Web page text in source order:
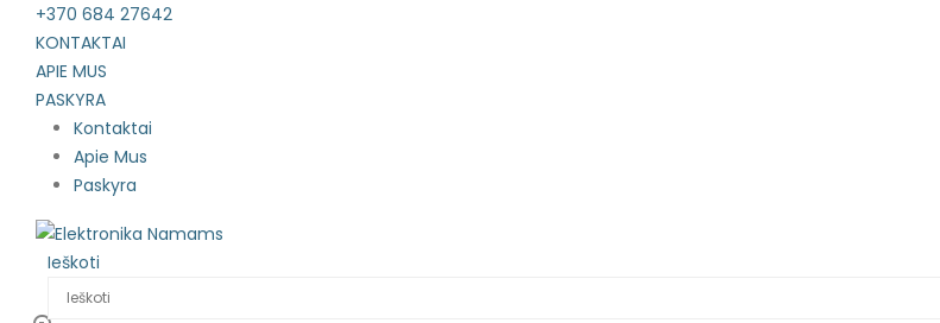
+370 684 27642
KONTAKTAI
APIE MUS
PASKYRA
Kontaktai
Apie Mus
Paskyra
Ieškoti